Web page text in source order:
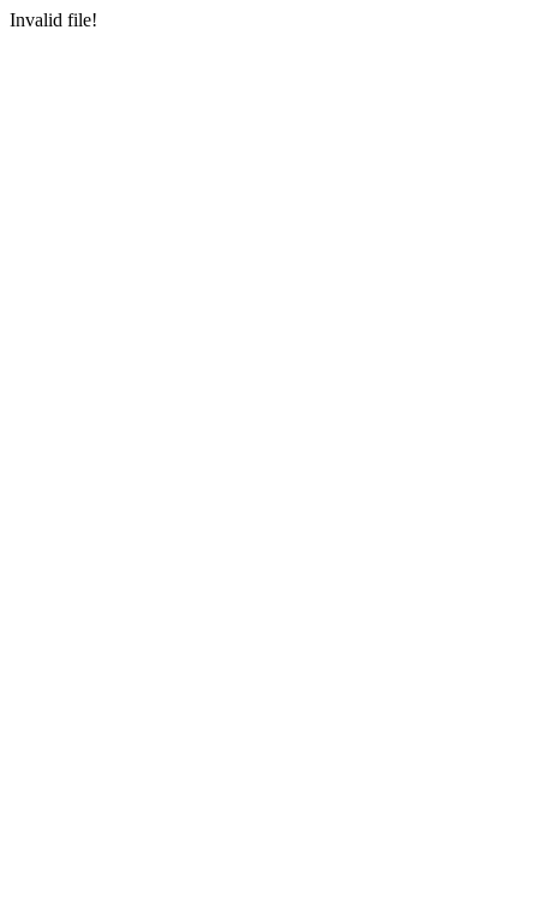
Invalid file!